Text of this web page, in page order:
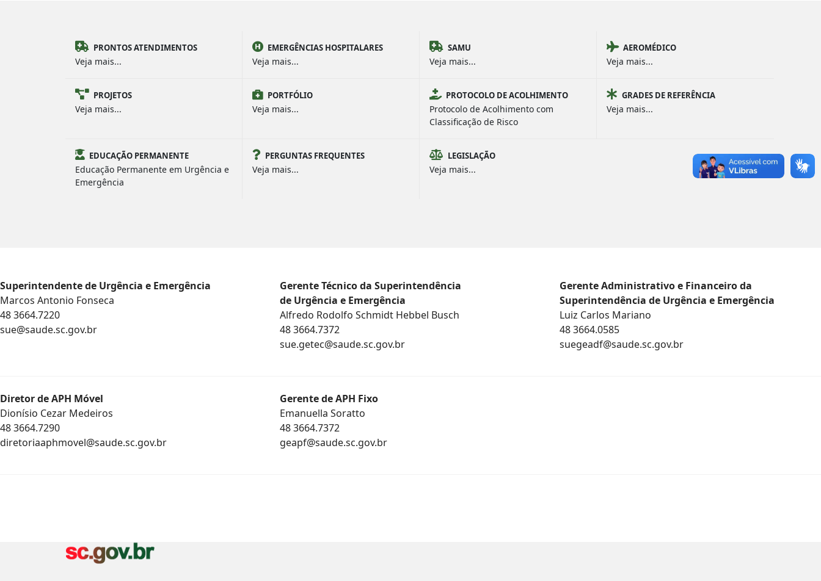
PRONTOS ATENDIMENTOS
Veja mais...
EMERGÊNCIAS HOSPITALARES
Veja mais...
SAMU
Veja mais...
AEROMÉDICO
Veja mais...
PROJETOS
Veja mais...
PORTFÓLIO
Veja mais...
PROTOCOLO DE ACOLHIMENTO
Protocolo de Acolhimento com
Classificação de Risco
GRADES DE REFERÊNCIA
Veja mais...
EDUCAÇÃO PERMANENTE
Educação Permanente em Urgência e
Emergência
PERGUNTAS FREQUENTES
Veja mais...
LEGISLAÇÃO
Veja mais...
Superintendente de Urgência e Emergência
Marcos Antonio Fonseca
48 3664.7220
sue@saude.sc.gov.br
Gerente Técnico da Superintendência
de Urgência e Emergência
Alfredo Rodolfo Schmidt Hebbel Busch
48 3664.7372
sue.getec@saude.sc.gov.br
Gerente Administrativo e Financeiro da
Superintendência de Urgência e Emergência
Luiz Carlos Mariano
48 3664.0585
suegeadf@saude.sc.gov.br
Diretor de APH Móvel
Dionísio Cezar Medeiros
48 3664.7290
diretoriaaphmovel@saude.sc.gov.br
Gerente de APH Fixo
Emanuella Soratto
48 3664.7372
geapf@saude.sc.gov.br